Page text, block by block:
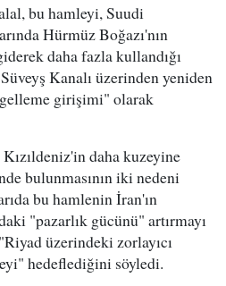
bu hamleyi, Suudi
Hürmüz Boğazı'nın
daha fazla kullandığı
Kanalı üzerinden yeniden
girişimi" olarak
daha kuzeyine
bulunmasının iki nedeni
bu hamlenin İran'ın
"pazarlık gücünü" artırmayı
üzerindeki zorlayıcı
hedeflediğini söyledi.